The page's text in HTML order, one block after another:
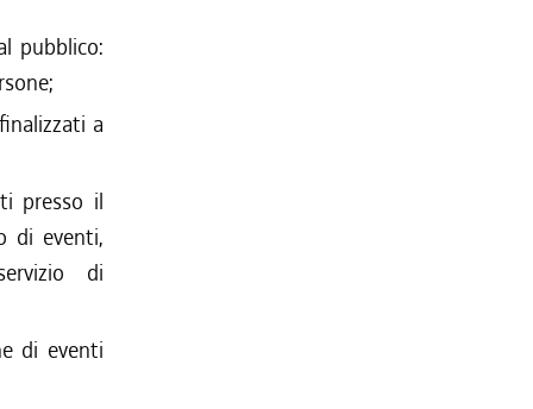
pubblico:
a
presso il
di eventi,
di
di eventi